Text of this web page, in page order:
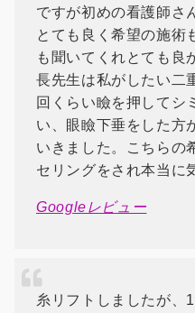
ですが初めの看護師さ
とても良く希望の施術
も聞いてくれとても良
長先生は私がしたい二
回くらい瞼を押してシ
い、眼瞼下垂をした方
いきました。こちらの
セリングをされ本当に
Googleレビュー
糸リフトしましたが、